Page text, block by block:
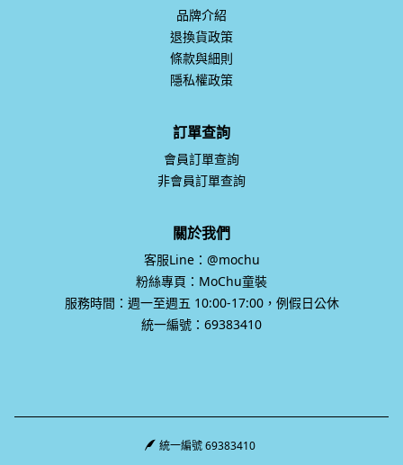
品牌介紹
退換貨政策
條款與細則
隱私權政策
訂單查詢
會員訂單查詢
非會員訂單查詢
關於我們
客服Line：@mochu
粉絲專頁：MoChu童裝
服務時間：週一至週五 10:00-17:00，例假日公休
統一編號：69383410
統一編號 69383410